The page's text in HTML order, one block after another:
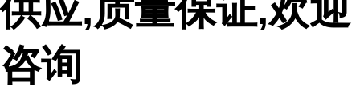
供应,质量保证,欢迎
咨询